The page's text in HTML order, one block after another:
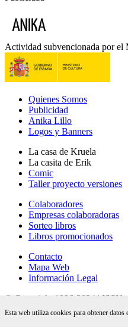
Actividad subvencionada por el
Quienes Somos
Publicidad
Anika Lillo
Logos y Banners
La casa de Kruela
La casita de Erik
Comic
Taller proyecto versiones
Colaboradores
Empresas colaboradoras
Sorteo libros
Libros promocionados
Contacto
Mapa Web
Información Legal
© Copyright 1996-2024 | ISSN:
revista digital de literatura - 28
info@anikaentrelibros.com
Esta web utiliza cookies para obtener